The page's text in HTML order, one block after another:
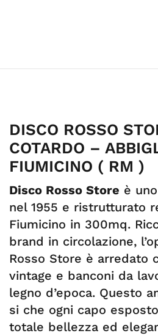
DISCO ROSSO
COTARDO –
FIUMICINO ( RM )
Disco Rosso Store è
nel 1955 e ristrutturato
Fiumicino in 300mq.
brand in circolazione,
Rosso Store è arredato
vintage e banconi da
legno d’epoca. Questo
si che ogni capo
totale bellezza ed